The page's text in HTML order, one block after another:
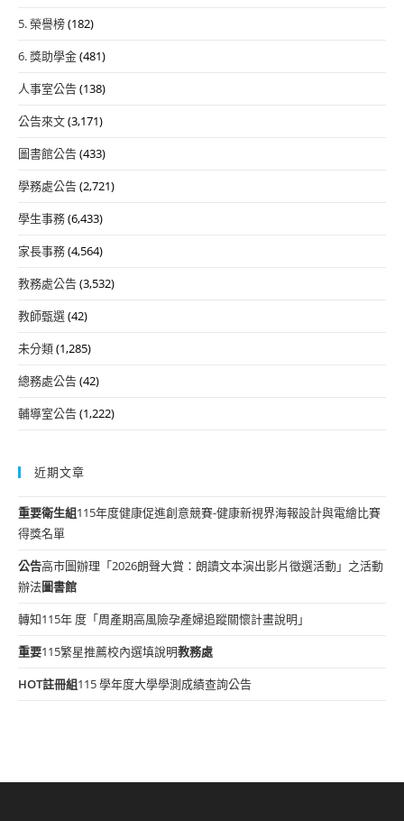
5. 榮譽榜(182)
6. 獎助學金(481)
人事室公告(138)
公告來文(3,171)
圖書館公告(433)
學務處公告(2,721)
學生事務(6,433)
家長事務(4,564)
教務處公告(3,532)
教師甄選(42)
未分類(1,285)
總務處公告(42)
輔導室公告(1,222)
近期文章
重要衛生組115年度健康促進創意競賽-健康新視界海報設計與電繪比賽
得獎名單
公告高市圖辦理「2026朗聲大賞：朗讀文本演出影片徵選活動」之活動
辦法圖書館
轉知115年 度「周產期高風險孕產婦追蹤關懷計畫說明」
重要115繁星推薦校內選填說明教務處
HOT註冊組115 學年度大學學測成績查詢公告